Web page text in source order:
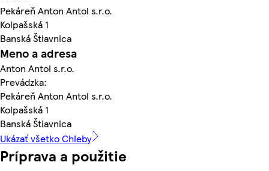
Pekáreň Anton Antol s.r.o.
Kolpašská 1
Banská Štiavnica
Meno a adresa
Anton Antol s.r.o.
Prevádzka:
Pekáreň Anton Antol s.r.o.
Kolpašská 1
Banská Štiavnica
Ukázať všetko Chleby
Príprava a použitie